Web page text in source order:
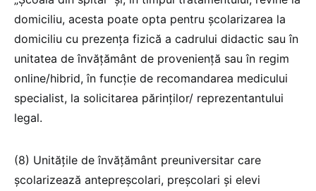
domiciliu, acesta poate opta pentru școlarizarea la
domiciliu cu prezența fizică a cadrului didactic sau în
unitatea de învățământ de proveniență sau în regim
online/hibrid, în funcție de recomandarea medicului
specialist, la solicitarea părinților/ reprezentantului
legal.
(8) Unitățile de învățământ preuniversitar care
școlarizează antepreșcolari, preșcolari și elevi